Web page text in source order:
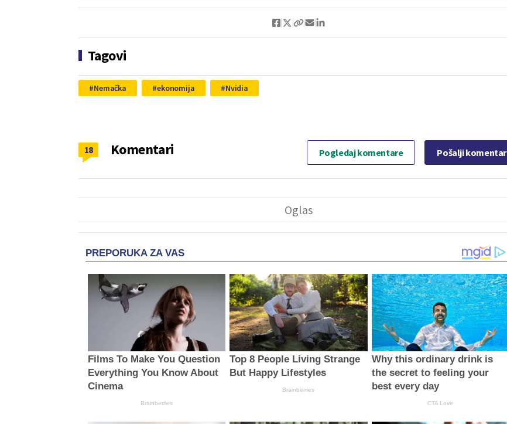
Tagovi
Nemačka ekonomija Nvidia
Komentari
18 Pogledaj komentare Pošalji komentar
PREPORUKA ZA VAS
Films To Make You Question
Everything You Know About
Cinema
Brainberries
Top 8 People Living Strange
But Happy Lifestyles
Brainberries
Why this ordinary drink is
the secret to feeling your
best every day
CTA Love